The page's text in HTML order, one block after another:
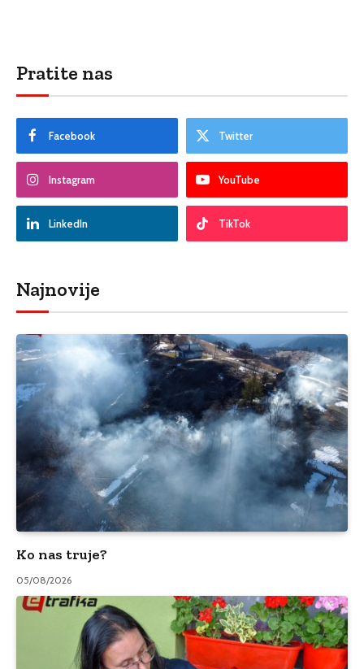
Pratite nas
Facebook Twitter
Instagram YouTube
LinkedIn TikTok
Najnovije
Ko nas truje?
05/08/2026